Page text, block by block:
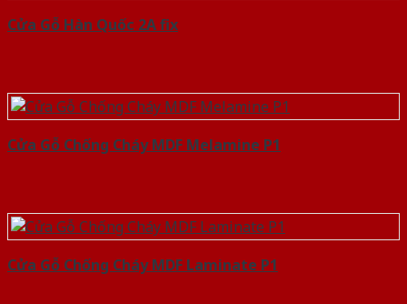
Cửa Gỗ Hàn Quốc 2A fix
Cửa Gỗ Chống Cháy MDF Melamine P1
Cửa Gỗ Chống Cháy MDF Laminate P1